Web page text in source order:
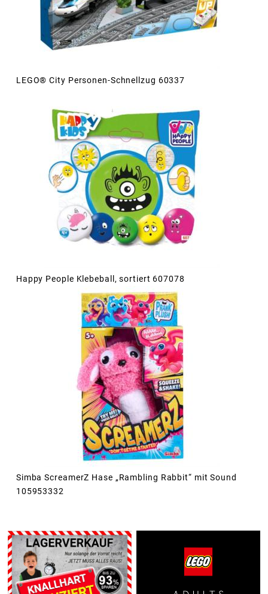
LEGO® City Personen-Schnellzug 60337
Happy People Klebeball, sortiert 607078
Simba ScreamerZ Hase „Rambling Rabbit“ mit Sound
105953332